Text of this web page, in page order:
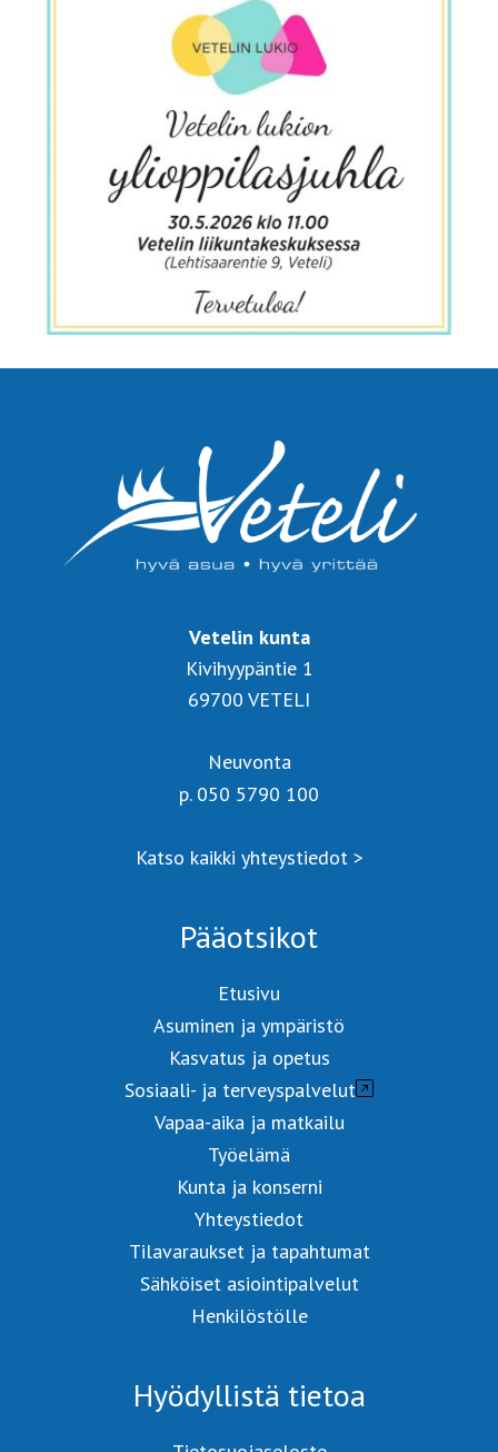
Vetelin kunta
Kivihyypäntie 1
69700 VETELI
Neuvonta
p. 050 5790 100
Katso kaikki yhteystiedot >
Pääotsikot
Etusivu
Asuminen ja ympäristö
Kasvatus ja opetus
Sosiaali- ja terveyspalvelut
Vapaa-aika ja matkailu
Työelämä
Kunta ja konserni
Yhteystiedot
Tilavaraukset ja tapahtumat
Sähköiset asiointipalvelut
Henkilöstölle
Hyödyllistä tietoa